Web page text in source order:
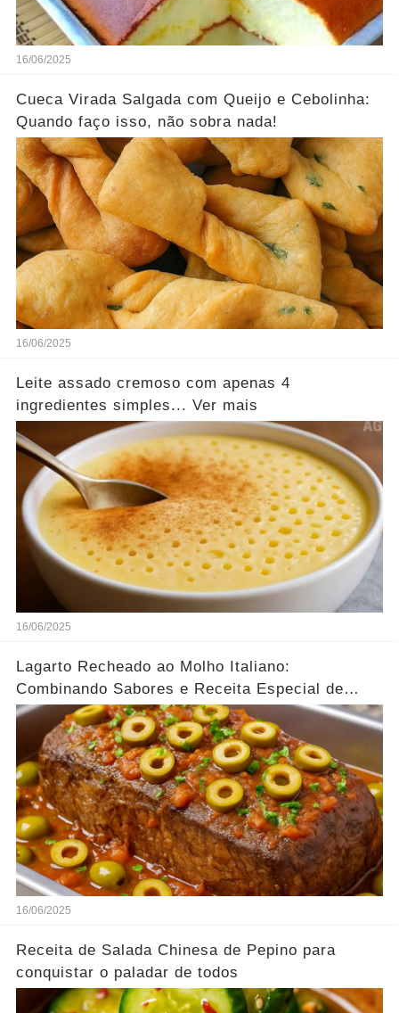
16/06/2025
Cueca Virada Salgada com Queijo e Cebolinha:
Quando faço isso, não sobra nada!
16/06/2025
Leite assado cremoso com apenas 4
ingredientes simples... Ver mais
16/06/2025
Lagarto Recheado ao Molho Italiano:
Combinando Sabores e Receita Especial de
família
16/06/2025
Receita de Salada Chinesa de Pepino para
conquistar o paladar de todos